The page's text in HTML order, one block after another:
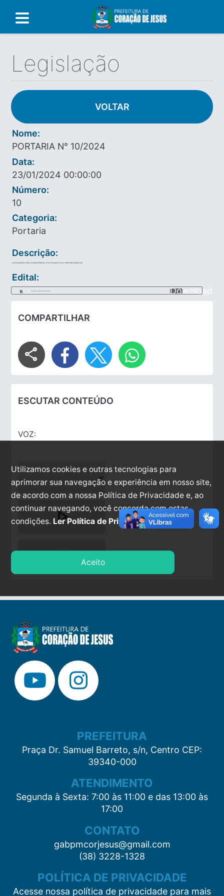
Legislação
VOLTAR
Nome:
PORTARIA N° 10/2024
Data:
23/01/2024 00:00:00
Número:
10
Categoria:
Portaria
Descrição:
INSTAURA PROCESSO ADMINISTRATIVO DISCIPLINAR E DÁ OUTRAS PROVIDÊNCIAS
Edital:
Portaria_n_10_de_2024.pdf Download
COMPARTILHAR
share
ESCUTAR CONTEÚDO
VOZ:
play_arrow
stop
PREFEITURA
Praça Dr. Samuel Barreto, s/n, Centro CEP:
39340-000
ATENDIMENTO
Segunda à Sexta: 7:00 às 11:00 e das 13:00 às
17:00
CONTATO
gabpmcorjesus@gmail.com
(38) 3228-1328
POLÍTICA DE PRIVACIDADE
Acesse nossa política de privacidade para mais
Utilizamos cookies e outras tecnologias para
aprimorar sua navegação e experiência em nosso site,
de acordo com a nossa Política de Privacidade e, ao
continuar navegando, você concorda com estas
condições. Ler Política de Privacidade.
Aceito